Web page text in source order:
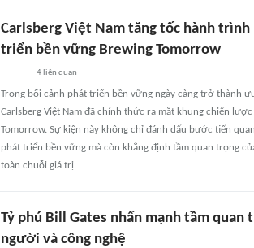
Carlsberg Việt Nam tăng tốc hành
triển bền vững Brewing Tomorrow
4 liên quan
Trong bối cảnh phát triển bền vững ngày càng trở thành
Carlsberg Việt Nam đã chính thức ra mắt khung chiến
Tomorrow. Sự kiện này không chỉ đánh dấu bước tiến
phát triển bền vững mà còn khẳng định tầm quan trọng
toàn chuỗi giá trị.
Tỷ phú Bill Gates nhấn mạnh tầm quan
người và công nghệ